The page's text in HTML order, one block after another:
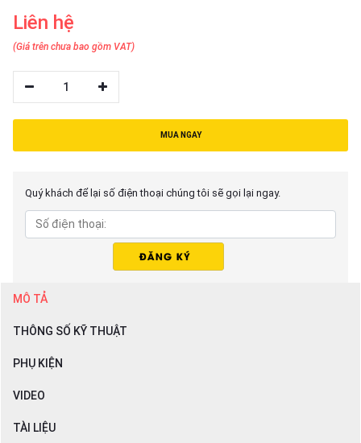
Liên hệ
(Giá trên chưa bao gồm VAT)
1
MUA NGAY
Quý khách để lại số điện thoại chúng tôi sẽ gọi lại ngay.
MÔ TẢ
THÔNG SỐ KỸ THUẬT
PHỤ KIỆN
VIDEO
TÀI LIỆU